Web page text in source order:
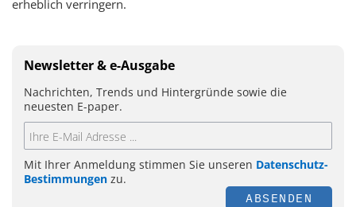
erheblich verringern.
Newsletter & e-Ausgabe
Nachrichten, Trends und Hintergründe sowie die
neuesten E-paper.
Mit Ihrer Anmeldung stimmen Sie unseren Datenschutz-
Bestimmungen zu.
ABSENDEN